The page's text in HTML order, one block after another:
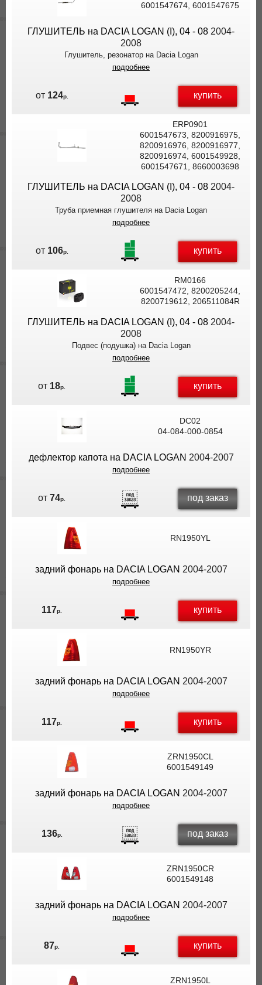
6001547674, 6001547675
ГЛУШИТЕЛЬ на DACIA LOGAN (I), 04 - 08 2004-
2008
Глушитель, резонатор на Dacia Logan
подробнее
от 124р. купить
ERP0901
6001547673, 8200916975,
8200916976, 8200916977,
8200916974, 6001549928,
6001547671, 8660003698
ГЛУШИТЕЛЬ на DACIA LOGAN (I), 04 - 08 2004-
2008
Труба приемная глушителя на Dacia Logan
подробнее
от 106р. купить
RM0166
6001547472, 8200205244,
8200719612, 206511084R
ГЛУШИТЕЛЬ на DACIA LOGAN (I), 04 - 08 2004-
2008
Подвес (подушка) на Dacia Logan
подробнее
от 18р. купить
DC02
04-084-000-0854
дефлектор капота на DACIA LOGAN 2004-2007
подробнее
от74р. под заказ
RN1950YL
задний фонарь на DACIA LOGAN 2004-2007
подробнее
117р. купить
RN1950YR
задний фонарь на DACIA LOGAN 2004-2007
подробнее
117р. купить
ZRN1950CL
6001549149
задний фонарь на DACIA LOGAN 2004-2007
подробнее
136р. под заказ
ZRN1950CR
6001549148
задний фонарь на DACIA LOGAN 2004-2007
подробнее
87р. купить
ZRN1950L